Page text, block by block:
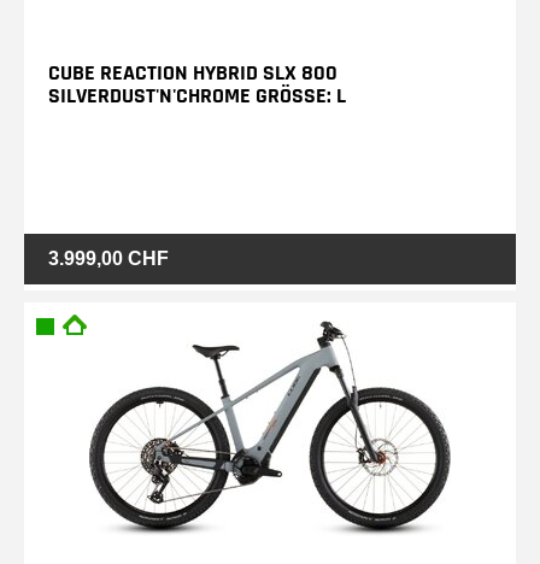
3.999,00 CHF
CUBE REACTION HYBRID SLX 800
SILVERDUST'N'CHROME GRÖSSE: L